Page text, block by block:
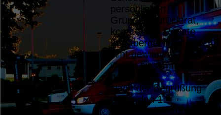
persönlichen
Gründen zurücktrat,
konnten wir Renate
Fürstberger für das
Amt gewinnen – sie
wurde einstimmig
gewählt.
Nach der Begrüßung
durch den 1.
Vorsitzenden Jürgen